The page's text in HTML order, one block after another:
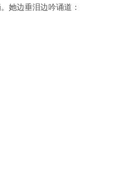
她边垂泪边吟诵道：